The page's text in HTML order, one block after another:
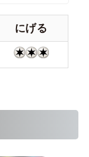
にげる